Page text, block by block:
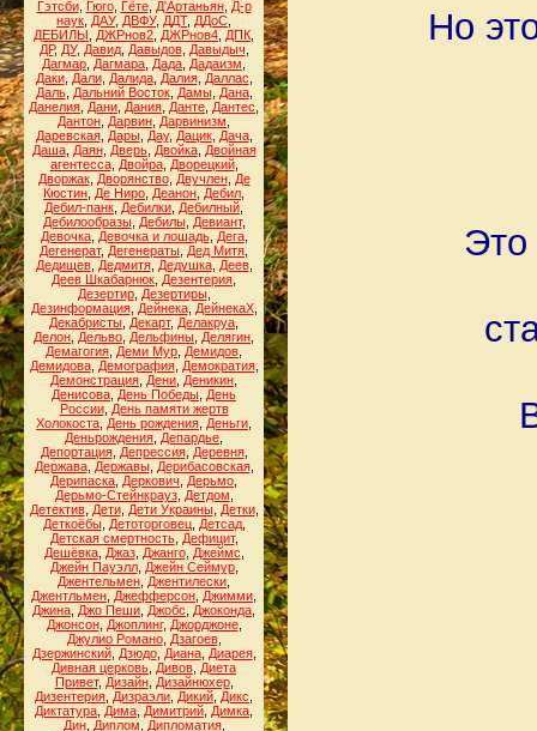
Гэтсби, Гюго, Гёте, Д'Артаньян, Д-р
наук ДАУ, ДВФУ, ДДТ, ДДоС
ДЕБИЛЫ
ДЖРнов2 ДЖРнов4 ДПК
ДР, ДУ, Давид, Давыдов, Давыдыч
Дагмар Дагмара Дада Дадаизм
Даки, Дали, Далида, Далия, Даллас
Даль, Дальний Восток, Дамы, Дана,
Данелия Дани Дания Данте Дантес
Дантон Дарвин Дарвинизм
Даревская, Дары, Дау, Дацик, Дача,
Даша, Даян, Дверь, Двойка, Двойная
агентесса, Двойра, Дворецкий,
Дворжак, Дворянство, Двучлен, Де
Кюстин Де Ниро Деанон Дебил
Дебил-панк Дебилки Дебилный
Дебилообразы, Дебилы, Девиант,
Девочка, Девочка и лошадь, Дега,
Дегенерат, Дегенераты Дед Митя
Дедищев, Дедмитя, Дедушка, Деев,
Деев Шкабарнюк Дезентерия
Дезертир, Дезертиры,
Дезинформация, Дейнека, ДейнекаХ,
Декабристы Декарт, Делакруа
Делон Дельво Дельфины Делягин
Демагогия Деми Мур Демидов
Демидова, Демография, Демократия,
Демонстрация Дени Деникин
Денисова День Победы День
России, День памяти жертв
Холокоста День рождения Деньги
Деньрождения Депардье
Депортация, Депрессия, Деревня,
Держава, Державы, Дерибасовская,
Дерипаска Деркович Дерьмо
Дерьмо-Стейнкрауз, Детдом
Детектив, Дети, Дети Украины, Детки,
Деткоёбы, Детоторговец, Детсад,
Детская смертность, Дефицит,
Дешёвка, Джаз, Джанго, Джеймс
Джейн Пауэлл, Джейн Сеймур,
Джентельмен Джентилески
Джентльмен Джефферсон Джимми
Джина Джо Пеши Джобс Джоконда
Джонсон, Джоплинг, Джорджоне,
Джулио Романо, Дзагоев,
Дзержинский, Дзюдо, Диана, Диарея,
Дивная церковь Дивов Диета
Привет, Дизайн, Дизайнюхер,
Дизентерия Дизраэли Дикий Дикс
Диктатура Дима Димитрий Димка
Дин, Диплом Дипломатия,
Но
Это